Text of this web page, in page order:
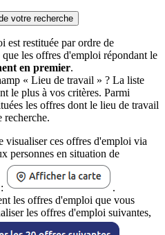
votre recherche
est restituée par ordre de
les offres d'emploi répondant le
en premier.
« Lieu de travail » ? La liste
le plus à vos critères. Parmi
les offres dont le lieu de travail
recherche.
visualiser ces offres d'emploi via
personnes en situation de
.
les offres d'emploi que vous
les offres d'emploi suivantes,